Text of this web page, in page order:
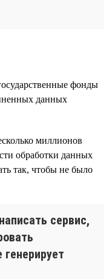
фонды
данных
миллионов
обработки данных
так, чтобы не было
сервис,